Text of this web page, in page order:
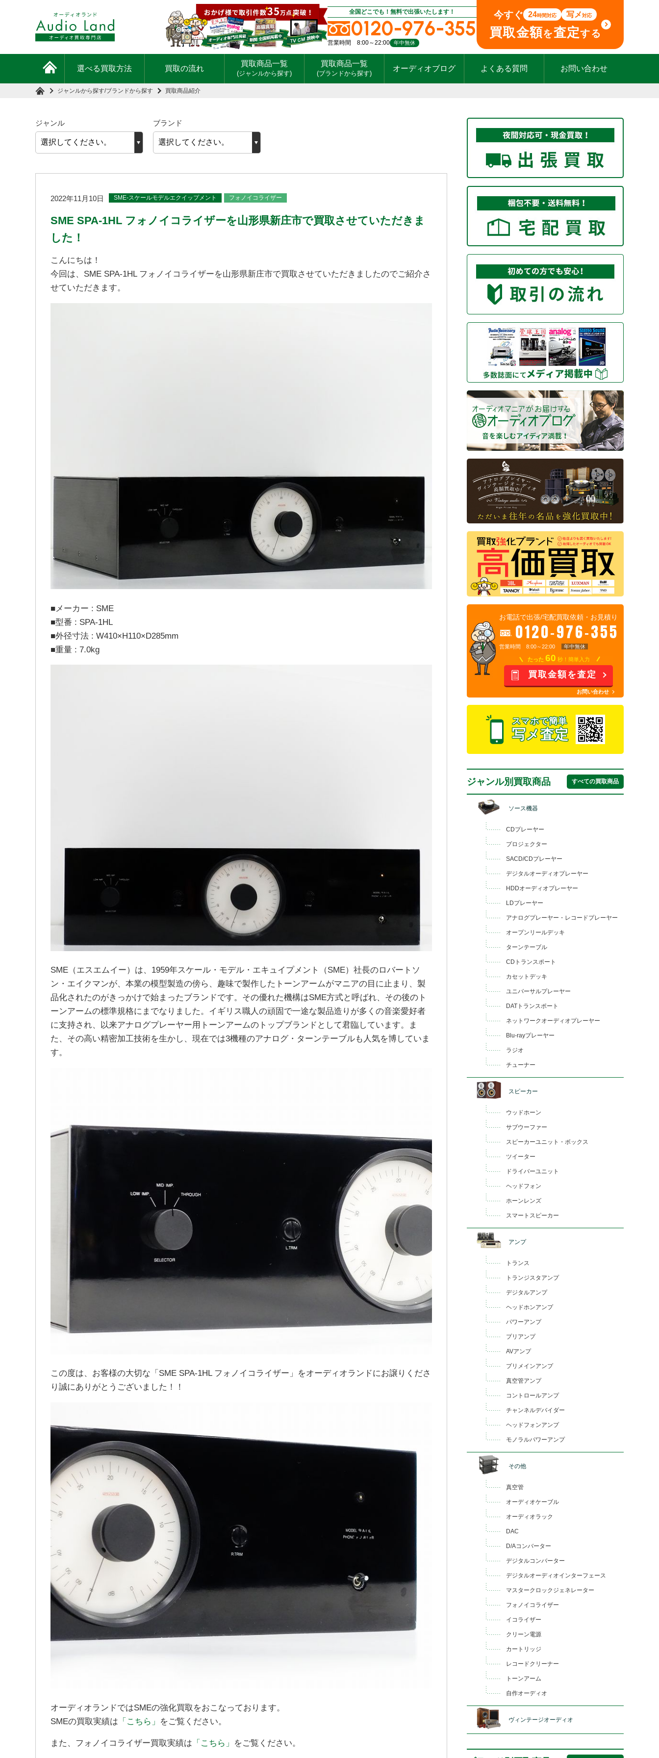
全国どこでも！無料で出張いたします！
0120-976-355
営業時間 8:00～22:00 年中無休
今すぐ 24時間対応 写メ対応
買取金額を査定する
選べる買取方法 買取の流れ
買取商品一覧
(ジャンルから探す)
買取商品一覧
(ブランドから探す)
オーディオブログ よくある質問 お問い合わせ
ジャンルから探す/ブランドから探す 買取商品紹介
ジャンル ブランド
2022年11月10日 SME-スケールモデルエクイップメント フォノイコライザー
SME SPA-1HL フォノイコライザーを山形県新庄市で買取させていただきま
した！
こんにちは！
今回は、SME SPA-1HL フォノイコライザーを山形県新庄市で買取させていただきましたのでご紹介さ
せていただきます。
■メーカー : SME
■型番 : SPA-1HL
■外径寸法 : W410×H110×D285mm
■重量 : 7.0kg
SME（エスエムイー）は、1959年スケール・モデル・エキュイプメント（SME）社長のロバートソ
ン・エイクマンが、本業の模型製造の傍ら、趣味で製作したトーンアームがマニアの目に止まり、製
品化されたのがきっかけで始まったブランドです。その優れた機構はSME方式と呼ばれ、その後のト
ーンアームの標準規格にまでなりました。イギリス職人の頑固で一途な製品造りが多くの音楽愛好者
に支持され、以来アナログプレーヤー用トーンアームのトップブランドとして君臨しています。ま
た、その高い精密加工技術を生かし、現在では3機種のアナログ・ターンテーブルも人気を博していま
す。
この度は、お客様の大切な「SME SPA-1HL フォノイコライザー」をオーディオランドにお譲りくださ
り誠にありがとうございました！！
オーディオランドではSMEの強化買取をおこなっております。
SMEの買取実績は 「こちら」 をご覧ください。
また、フォノイコライザー買取実績は 「こちら」 をご覧ください。
お電話で出張/宅配買取依頼・お見積り
0120-976-355
営業時間 8:00～22:00 年中無休
たった 60 秒！簡単入力
買取金額を査定
お問い合わせ
スマホで簡単
写メ査定
ジャンル別買取商品 すべての買取商品
ソース機器
CDプレーヤー
プロジェクター
SACD/CDプレーヤー
デジタルオーディオプレーヤー
HDDオーディオプレーヤー
LDプレーヤー
アナログプレーヤー・レコードプレーヤー
オープンリールデッキ
ターンテーブル
CDトランスポート
カセットデッキ
ユニバーサルプレーヤー
DATトランスポート
ネットワークオーディオプレーヤー
Blu-rayプレーヤー
ラジオ
チューナー
スピーカー
ウッドホーン
サブウーファー
スピーカーユニット・ボックス
ツイーター
ドライバーユニット
ヘッドフォン
ホーンレンズ
スマートスピーカー
アンプ
トランス
トランジスタアンプ
デジタルアンプ
ヘッドホンアンプ
パワーアンプ
プリアンプ
AVアンプ
プリメインアンプ
真空管アンプ
コントロールアンプ
チャンネルデバイダー
ヘッドフォンアンプ
モノラルパワーアンプ
その他
真空管
オーディオケーブル
オーディオラック
DAC
D/Aコンバーター
デジタルコンバーター
デジタルオーディオインターフェース
マスタークロックジェネレーター
フォノイコライザー
イコライザー
クリーン電源
カートリッジ
レコードクリーナー
トーンアーム
自作オーディオ
ヴィンテージオーディオ